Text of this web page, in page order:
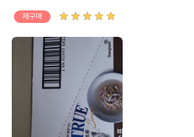
전화번호
유통기한
재구매